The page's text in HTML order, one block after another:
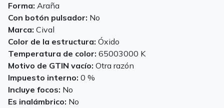
Forma: Araña
Con botón pulsador: No
Marca: Cival
Color de la estructura: Óxido
Temperatura de color: 65003000 K
Motivo de GTIN vacío: Otra razón
Impuesto interno: 0 %
Incluye focos: No
Es inalámbrico: No